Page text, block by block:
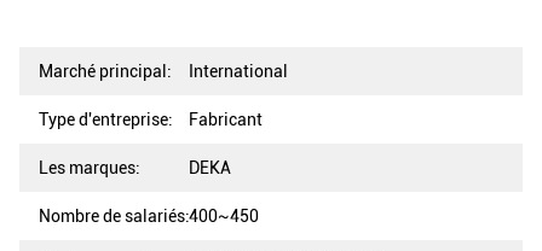
Marché principal: International
Type d'entreprise: Fabricant
Les marques: DEKA
Nombre de salariés:400~450